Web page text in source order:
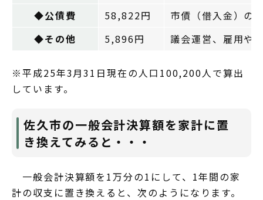
◆公債費
58,822円
市債（借入金）の
◆その他
5,896円 議会運営、雇用や
※平成25年3月31日現在の人口100,200人で算出
しています。
佐久市の一般会計決算額を家計に置
き換えてみると・・・
一般会計決算額を1万分の1にして、1年間の家
計の収支に置き換えると、次のようになります。